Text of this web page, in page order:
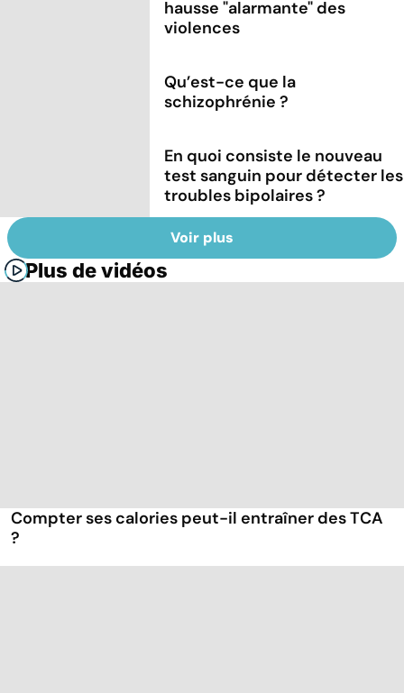
hausse "alarmante" des
violences
Qu’est-ce que la
schizophrénie ?
En quoi consiste le nouveau
test sanguin pour détecter les
troubles bipolaires ?
Voir plus
Plus de vidéos
Compter ses calories peut-il entraîner des TCA
?